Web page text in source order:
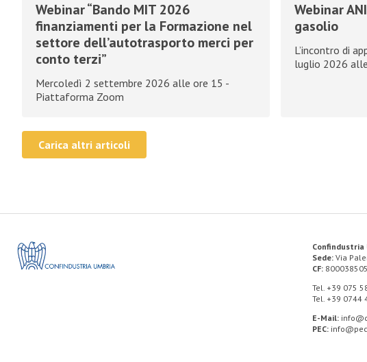
Webinar “Bando MIT 2026
finanziamenti per la Formazione nel
settore dell’autotrasporto merci per
conto terzi”
Mercoledì 2 settembre 2026 alle ore 15 -
Piattaforma Zoom
Webinar
gasolio
L’incontro di
luglio 2026
Carica altri articoli
Confindustria
Sede: Via
CF:
Tel. +39 075
Tel. +39 0744
E-Mail:
PEC: